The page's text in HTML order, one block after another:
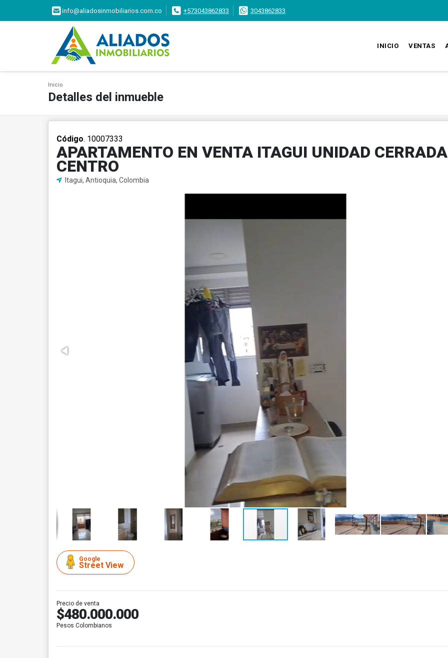
info@aliadosinmobiliarios.com.co +573043862833 3043862833
INICIO VENTAS
Inicio
Detalles del inmueble
Código. 10007333
APARTAMENTO EN VENTA ITAGUI UNIDAD CERRADA
CENTRO
Itagui, Antioquia, Colombia
Google
Street View
Precio de venta
$480.000.000
Pesos Colombianos